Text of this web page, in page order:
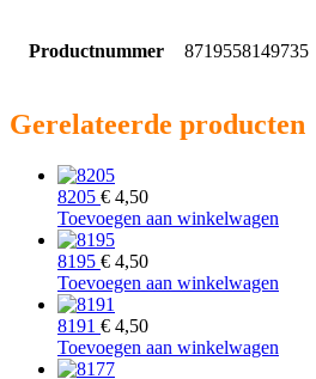
Productnummer 8719558149735
Gerelateerde producten
8205 € 4,50
Toevoegen aan winkelwagen
8195 € 4,50
Toevoegen aan winkelwagen
8191 € 4,50
Toevoegen aan winkelwagen